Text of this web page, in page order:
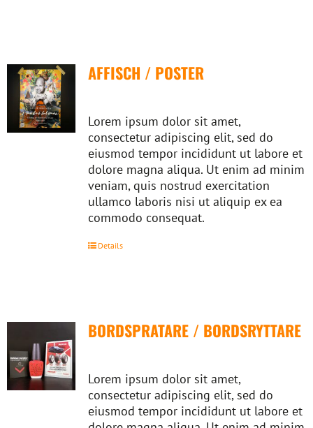
AFFISCH / POSTER
Lorem ipsum dolor sit amet,
consectetur adipiscing elit, sed do
eiusmod tempor incididunt ut labore et
dolore magna aliqua. Ut enim ad minim
veniam, quis nostrud exercitation
ullamco laboris nisi ut aliquip ex ea
commodo consequat.
Details
BORDSPRATARE / BORDSRYTTARE
Lorem ipsum dolor sit amet,
consectetur adipiscing elit, sed do
eiusmod tempor incididunt ut labore et